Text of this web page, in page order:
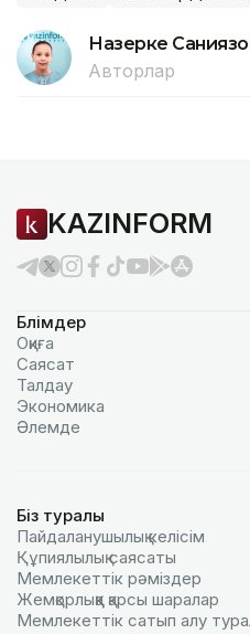
Назерке
Авторлар
KAZINFORM
Бөлімдер
Оқиға
Саясат
Талдау
Экономика
Әлемде
Біз туралы
Пайдаланушылық келiciм
Құпиялылық саясаты
Мемлекеттік рәміздер
Жемқорлыққа қарсы шаралар
Мемлекеттік сатып алу